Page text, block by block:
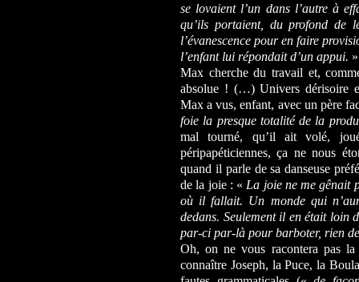
se lovaient l’un dans l’autre à
qu’ils portaient, du profond
l’évanescence pour en faire
l’enfant lui répondait d’un appui. »
Max cherche du travail et,
absolue ! (…) Univers dérisoire
Max a vus, enfant, avec un père
foie la presque totalité de la
mal tourné, qu’il ait volé,
péripapéticiennes, ça ne nous
quand il parle de sa danseuse
de la joie : « La joie ne me gênait
où il fallait. Un monde qui
dedans. Seulement il en était loin
par-ci par-là pour barboter, rien
Oh, on ne vous racontera pas
connaître Joseph, la Puce, la